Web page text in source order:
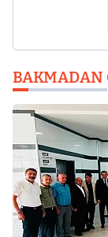
BAKMADAN